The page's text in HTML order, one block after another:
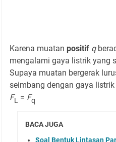
Karena muatan positif q
mengalami gaya listrik yang
Supaya muatan bergerak
seimbang dengan gaya listrik
FL = Fq
BACA JUGA
Soal Bentuk Lintasan